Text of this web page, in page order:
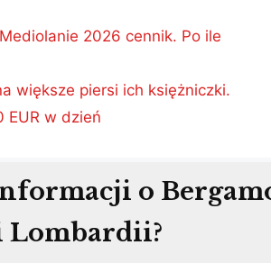
2026 cennik. Po ile
większe piersi ich księżniczki.
EUR w dzień
o
Lombardii?